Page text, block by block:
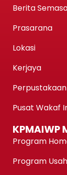
Berita
Prasarana
Lokasi
Kerjaya
Perpustakaan
Pusat Wakaf
Program
Program